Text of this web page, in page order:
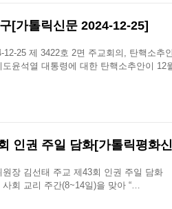
[가톨릭신문 2024-12-25]
25 제 3422호 2면 주교회의, 탄핵소추
윤석열 대통령에 대한 탄핵소추안이 12
인권 주일 담화[가톨릭평화
장 김선태 주교 제43회 인권 주일 담
회 교리 주간(8~14일)을 맞아 “…